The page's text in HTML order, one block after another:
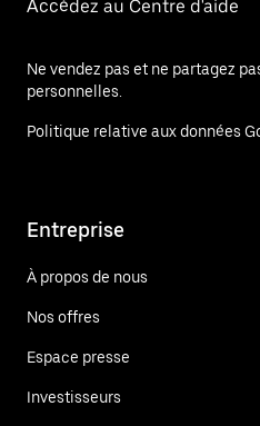
Accédez au Centre d'aide
Ne vendez pas et ne partagez
personnelles.
Politique relative aux données
Entreprise
À propos de nous
Nos offres
Espace presse
Investisseurs